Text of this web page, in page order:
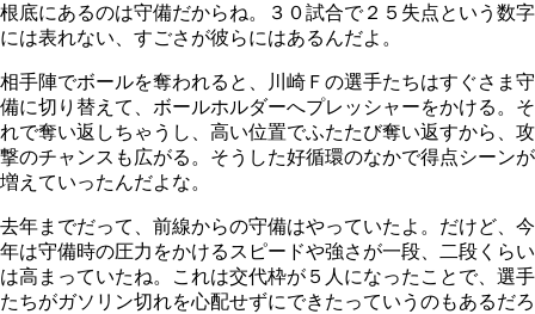
根底にあるのは守備だからね。３０試合で２５失点という数字
には表れない、すごさが彼らにはあるんだよ。
相手陣でボールを奪われると、川崎Ｆの選手たちはすぐさま守
備に切り替えて、ボールホルダーへプレッシャーをかける。そ
れで奪い返しちゃうし、高い位置でふたたび奪い返すから、攻
撃のチャンスも広がる。そうした好循環のなかで得点シーンが
増えていったんだよな。
去年までだって、前線からの守備はやっていたよ。だけど、今
年は守備時の圧力をかけるスピードや強さが一段、二段くらい
は高まっていたね。これは交代枠が５人になったことで、選手
たちがガソリン切れを心配せずにできたっていうのもあるだろ